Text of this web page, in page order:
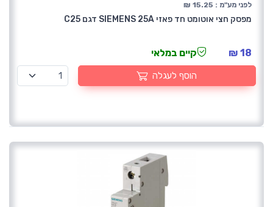
לפני מע"מ : 15.25 ₪
מפסק חצי אוטומט חד פאזי SIEMENS 25A דגם C25
18 ₪ קיים במלאי
הוסף לעגלה